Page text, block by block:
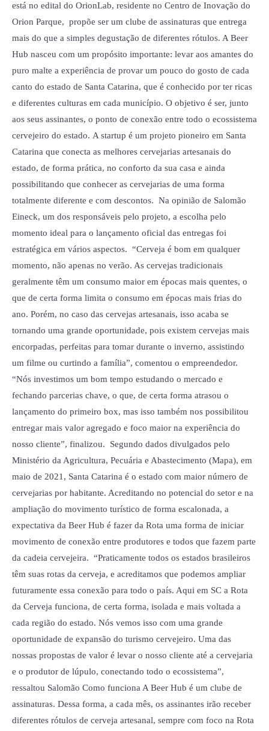
está no edital do OrionLab, residente no Centro de Inovação do
Orion Parque, propõe ser um clube de assinaturas que entrega
mais do que a simples degustação de diferentes rótulos. A Beer
Hub nasceu com um propósito importante: levar aos amantes do
puro malte a experiência de provar um pouco do gosto de cada
canto do estado de Santa Catarina, que é conhecido por ter ricas
e diferentes culturas em cada município. O objetivo é ser, junto
aos seus assinantes, o ponto de conexão entre todo o ecossistema
cervejeiro do estado. A startup é um projeto pioneiro em Santa
Catarina que conecta as melhores cervejarias artesanais do
estado, de forma prática, no conforto da sua casa e ainda
possibilitando que conhecer as cervejarias de uma forma
totalmente diferente e com descontos. Na opinião de Salomão
Eineck, um dos responsáveis pelo projeto, a escolha pelo
momento ideal para o lançamento oficial das entregas foi
estratégica em vários aspectos. “Cerveja é bom em qualquer
momento, não apenas no verão. As cervejas tradicionais
geralmente têm um consumo maior em épocas mais quentes, o
que de certa forma limita o consumo em épocas mais frias do
ano. Porém, no caso das cervejas artesanais, isso acaba se
tornando uma grande oportunidade, pois existem cervejas mais
encorpadas, perfeitas para tomar durante o inverno, assistindo
um filme ou curtindo a família”, comentou o empreendedor.
“Nós investimos um bom tempo estudando o mercado e
fechando parcerias chave, o que, de certa forma atrasou o
lançamento do primeiro box, mas isso também nos possibilitou
entregar mais valor agregado e foco maior na experiência do
nosso cliente”, finalizou. Segundo dados divulgados pelo
Ministério da Agricultura, Pecuária e Abastecimento (Mapa), em
maio de 2021, Santa Catarina é o estado com maior número de
cervejarias por habitante. Acreditando no potencial do setor e na
ampliação do movimento turístico de forma escalonada, a
expectativa da Beer Hub é fazer da Rota uma forma de iniciar
movimento de conexão entre produtores e todos que fazem parte
da cadeia cervejeira. “Praticamente todos os estados brasileiros
têm suas rotas da cerveja, e acreditamos que podemos ampliar
futuramente essa conexão para todo o país. Aqui em SC a Rota
da Cerveja funciona, de certa forma, isolada e mais voltada a
cada região do estado. Nós vemos isso com uma grande
oportunidade de expansão do turismo cervejeiro. Uma das
nossas propostas de valor é levar o nosso cliente até a cervejaria
e o produtor de lúpulo, conectando todo o ecossistema”,
ressaltou Salomão Como funciona A Beer Hub é um clube de
assinaturas. Dessa forma, a cada mês, os assinantes irão receber
diferentes rótulos de cerveja artesanal, sempre com foco na Rota